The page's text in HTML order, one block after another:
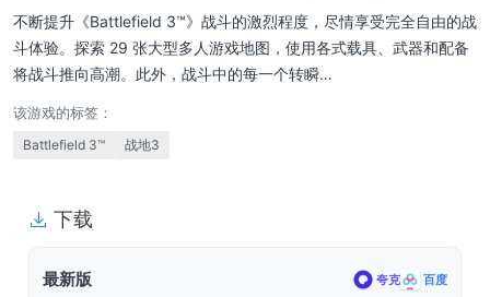
不断提升《Battlefield 3™》战斗的激烈程度，尽情享受完全自由的战
斗体验。探索 29 张大型多人游戏地图，使用各式载具、武器和配备
将战斗推向高潮。此外，战斗中的每一个转瞬…
该游戏的标签：
Battlefield 3™ 战地3
下载
最新版 夸克 百度